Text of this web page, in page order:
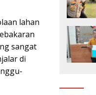
lahan
sangat
di